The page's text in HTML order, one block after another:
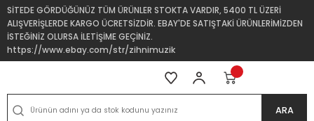
SİTEDE GÖRDÜĞÜNÜZ TÜM ÜRÜNLER STOKTA VARDIR, 5400 TL ÜZERİ
ALIŞVERİŞLERDE KARGO ÜCRETSİZDİR. EBAY'DE SATIŞTAKİ ÜRÜNLERİMİZDEN
İSTEĞİNİZ OLURSA İLETİŞİME GEÇİNİZ.
https://www.ebay.com/str/zihnimuzik
ARA